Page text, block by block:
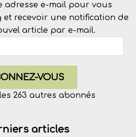
adresse e-mail pour vous
et recevoir une notification de
article par e-mail.
VOUS
263 autres abonnés
articles